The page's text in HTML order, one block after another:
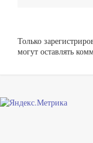
Только
могут оставлять